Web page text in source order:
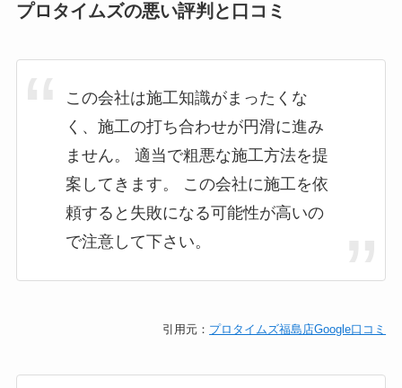
プロタイムズの悪い評判と口コミ
この会社は施工知識がまったくな
く、施工の打ち合わせが円滑に進み
ません。 適当で粗悪な施工方法を提
案してきます。 この会社に施工を依
頼すると失敗になる可能性が高いの
で注意して下さい。
引用元： プロタイムズ福島店Google口コミ